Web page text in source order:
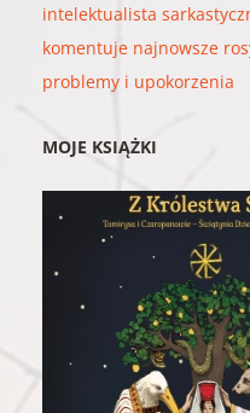
intelektualista
komentuje najnowsze
problemy i upokorzenia
MOJE KSIĄŻKI